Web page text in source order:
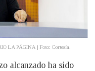
LA PÁGINA | Foto: Cortesía.
alcanzado ha sido